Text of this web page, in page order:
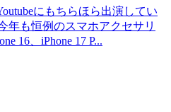
にもちらほら出演してい
年も恒例のスマホアクセサリ
16、iPhone 17 P...